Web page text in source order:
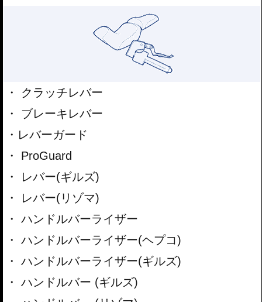
クラッチレバー
ブレーキレバー
レバーガード
ProGuard
レバー(ギルズ)
レバー(リゾマ)
ハンドルバーライザー
ハンドルバーライザー(ヘプコ)
ハンドルバーライザー(ギルズ)
ハンドルバー (ギルズ)